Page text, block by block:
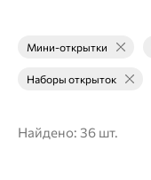
Мини-открытки
Наборы открыток
Найдено: 36 шт.